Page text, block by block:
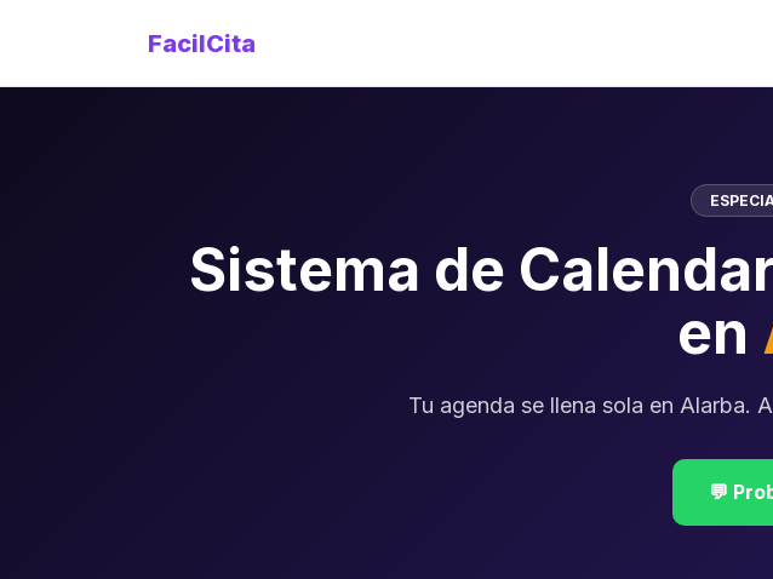
FacilCita
Sistema de
en
Tu agenda se llena sola en Alarba.
💬